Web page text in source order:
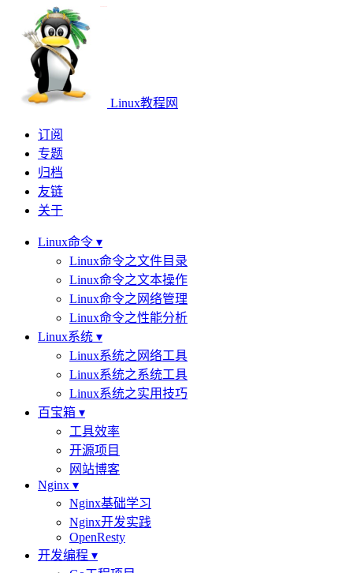
Linux教程网
订阅
专题
归档
友链
关于
Linux命令 ▾
Linux命令之文件目录
Linux命令之文本操作
Linux命令之网络管理
Linux命令之性能分析
Linux系统 ▾
Linux系统之网络工具
Linux系统之系统工具
Linux系统之实用技巧
百宝箱 ▾
工具效率
开源项目
网站博客
Nginx ▾
Nginx基础学习
Nginx开发实践
OpenResty
开发编程 ▾